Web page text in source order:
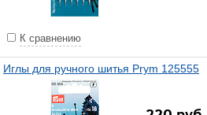
К сравнению
Иглы для ручного шитья Prym 125555